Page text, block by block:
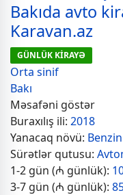
Bakıda avto
Karavan.az
GÜNLÜK KİRAYƏ
Orta sinif
Bakı
Məsafəni göstər
Buraxılış ili: 2018
Yanacaq növü: Benzin
Sürətlər qutusu:
1-2 gün (₼ günlük):
3-7 gün (₼ günlük):